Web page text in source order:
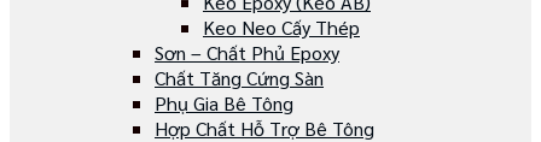
Keo Neo Cấy Thép
Sơn – Chất Phủ Epoxy
Chất Tăng Cứng Sàn
Phụ Gia Bê Tông
Hợp Chất Hỗ Trợ Bê Tông